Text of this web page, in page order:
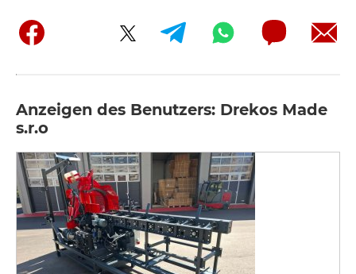
Anzeigen des Benutzers: Drekos Made
s.r.o